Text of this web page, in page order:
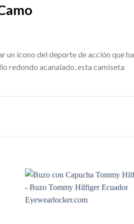
un ícono del deporte de acción que ha
redondo acanalado, esta camiseta